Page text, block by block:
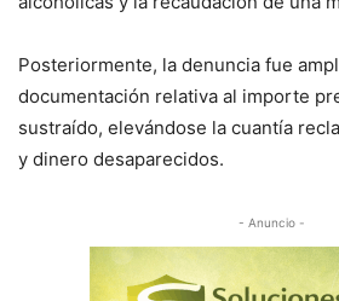
Posteriormente, la denuncia fue
documentación relativa al importe
sustraído, elevándose la cuantía
y dinero desaparecidos.
- Anuncio -